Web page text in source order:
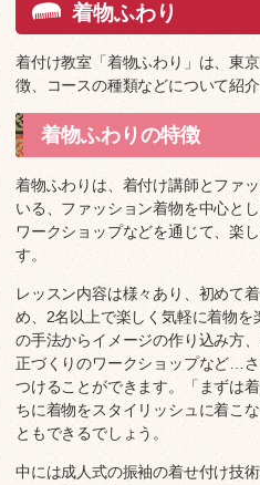
着物ふわり
着付け教室「着物ふわり」は、東
徴、コースの種類などについて紹介
着物ふわりの特徴
着物ふわりは、着付け講師とファ
いる、ファッション着物を中心と
ワークショップなどを通じて、楽
す。
レッスン内容は様々あり、初めて
め、2名以上で楽しく気軽に着物
の手法からイメージの作り込み方
正づくりのワークショップなど…
つけることができます。「まずは
ちに着物をスタイリッシュに着こ
ともできるでしょう。
中には成人式の振袖の着せ付け技